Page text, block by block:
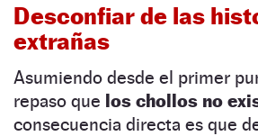
Desconfiar de las
extrañas
Asumiendo desde el primer
repaso que los chollos no
consecuencia directa es que